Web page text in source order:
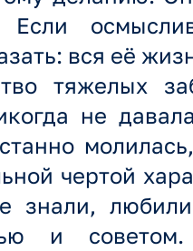
вся её
тяжелых
не
чертой
знали,
и